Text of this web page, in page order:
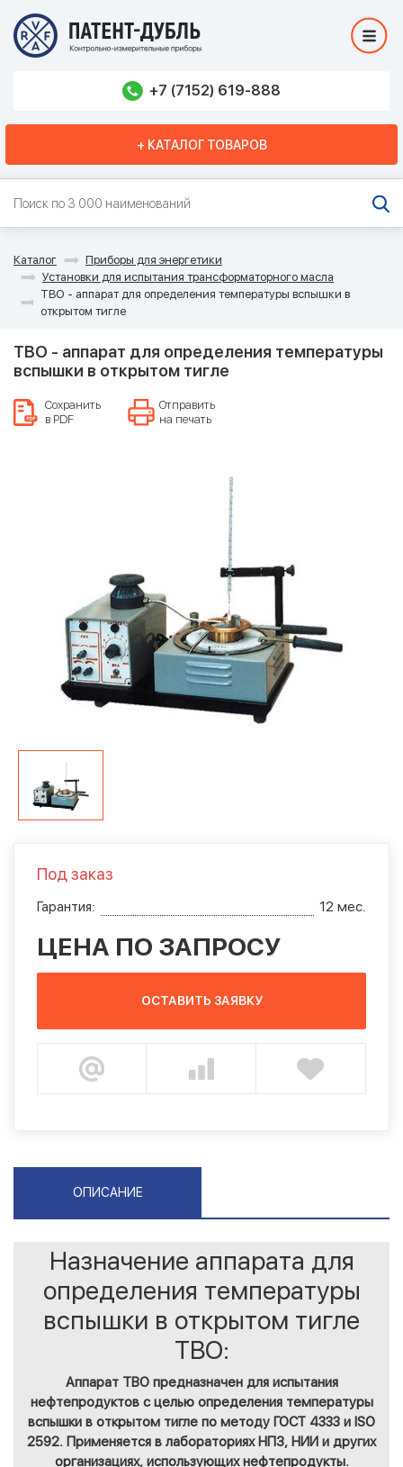
+7 (7152) 619-888
+ КАТАЛОГ ТОВАРОВ
Каталог
Приборы для энергетики
Установки для испытания трансформаторного масла
ТВО - аппарат для определения температуры вспышки в
открытом тигле
ТВО - аппарат для определения температуры
вспышки в открытом тигле
Сохранить
в PDF
Отправить
на печать
Под заказ
Гарантия: 12 мес.
ЦЕНА ПО ЗАПРОСУ
ОСТАВИТЬ ЗАЯВКУ
ОПИСАНИЕ
Назначение аппарата для
определения температуры
вспышки в открытом тигле
ТВО:
Аппарат ТВО предназначен для испытания
нефтепродуктов с целью определения температуры
вспышки в открытом тигле по методу ГОСТ 4333 и ISO
2592. Применяется в лабораториях НПЗ, НИИ и других
организациях, использующих нефтепродукты.